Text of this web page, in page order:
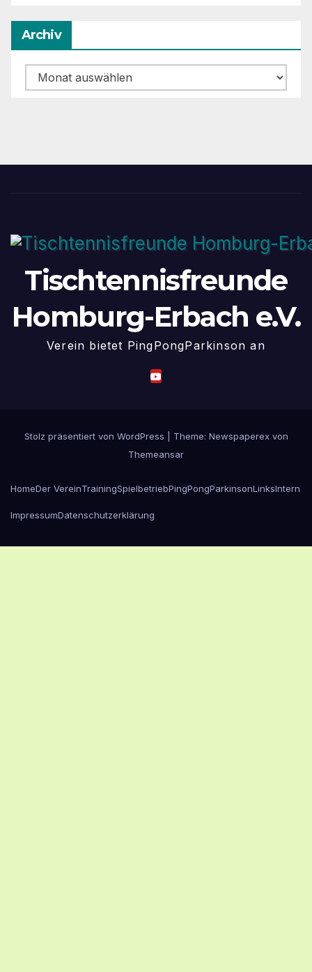
Archiv
Archiv
Tischtennisfreunde
Homburg-Erbach e.V.
Verein bietet PingPongParkinson an
Stolz präsentiert von WordPress
Theme: Newspaperex von
Themeansar
HomeDer VereinTrainingSpielbetriebPingPongParkinsonLinksIntern
ImpressumDatenschutzerklärung